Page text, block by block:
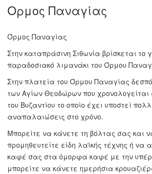
Ορμος Παναγίας
Όρμος Παναγίας
Στην καταπράσινη Σιθωνία βρίσκεται το
παραδοσιακό λιμανάκι του Όρμου
Στην πλατεία του Όρμου Παναγίας
των Αγίων Θεοδώρων που
του Βυζαντίου το οποίο έχει υποστεί
αναπαλαιώσεις στο χρόνο.
Μπορείτε να κάνετε τη βόλτας σας και
προμηθευτείτε είδη λαϊκής τέχνης ή να
καφέ σας στα όμορφα καφέ με την
μπορείτε να κάνετε ημερήσια